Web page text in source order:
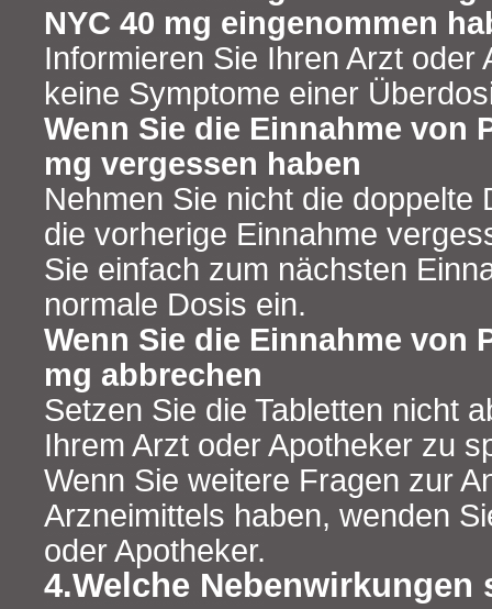
NYC 40 mg eingenommen
Informieren Sie Ihren Arzt oder
keine Symptome einer
Wenn Sie die Einnahme von
mg vergessen haben
Nehmen Sie nicht die doppelte
die vorherige Einnahme
Sie einfach zum nächsten
normale Dosis ein.
Wenn Sie die Einnahme von
mg abbrechen
Setzen Sie die Tabletten nicht
Ihrem Arzt oder Apotheker zu
Wenn Sie weitere Fragen zur
Arzneimittels haben, wenden
oder Apotheker.
4.Welche